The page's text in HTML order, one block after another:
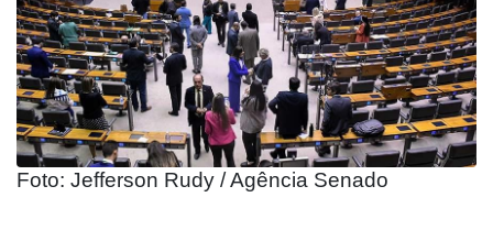
Foto: Jefferson Rudy / Agência Senado